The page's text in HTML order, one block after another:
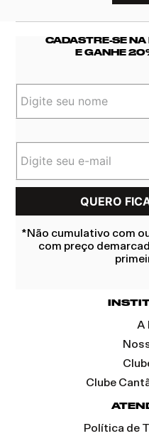
CADASTRE-SE
E GANHE
*Não cumulativo com
com preço
A
Clube
Política de